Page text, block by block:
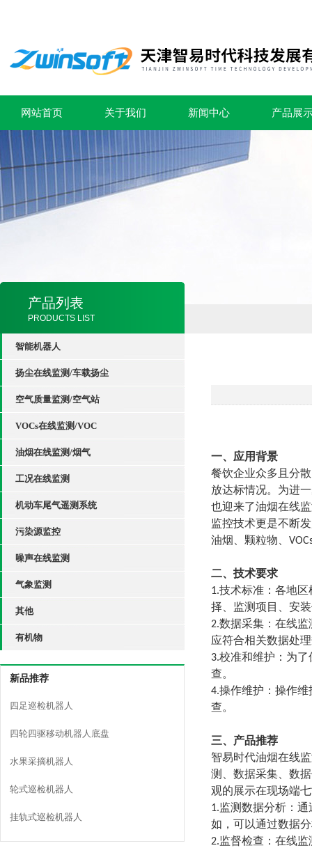
网站首页 关于我们 新闻中心 产品展
产品列表
PRODUCTS LIST
智能机器人
扬尘在线监测/车载扬尘
空气质量监测/空气站
VOCs在线监测/VOC
油烟在线监测/烟气
工况在线监测
机动车尾气遥测系统
污染源监控
噪声在线监测
气象监测
其他
有机物
新品推荐
四足巡检机器人
四轮四驱移动机器人底盘
水果采摘机器人
轮式巡检机器人
挂轨式巡检机器人
一、应用背景
餐饮企业众多且分
放达标情况。为进
也迎来了油烟在线
监控技术更是不断
油烟、颗粒物、
二、技术要求
1.技术标准：各地
择、监测项目、安
2.数据采集：在线
应符合相关数据处
3.校准和维护：为
查。
4.操作维护：操作
查。
三、产品推荐
智易时代油烟在线
测、数据采集、数
观的展示在现场端
1.监测数据分析：
如，可以通过数据
2.监督检查：在线